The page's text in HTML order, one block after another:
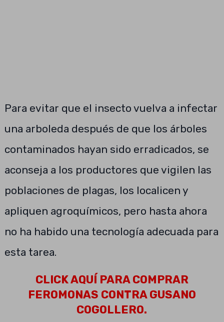
Para evitar que el insecto vuelva a infectar
una arboleda después de que los árboles
contaminados hayan sido erradicados, se
aconseja a los productores que vigilen las
poblaciones de plagas, los localicen y
apliquen agroquímicos, pero hasta ahora
no ha habido una tecnología adecuada para
esta tarea.
CLICK AQUÍ PARA COMPRAR
FEROMONAS CONTRA GUSANO
COGOLLERO.